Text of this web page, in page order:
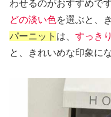
わせるのがおすすめです
どの淡い色を選ぶと、
パーニット は、 すっき
と、きれいめな印象に